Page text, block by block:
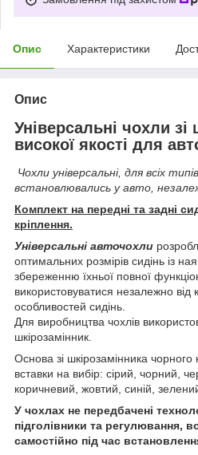
Опис Характеристики
Опис
Універсальні чохли зі
високої якості для
Чохли універсальні, для всіх
встановлювались у авто,
Комплект на передні та задні
кріплення.
Універсальні авточохли
оптимальних розмірів сидінь із
збереженню їхньої повної
використовуватися незалежно від
особливостей сидінь.
Для виробництва чохлів
шкірозамінник.
Основа зі шкірозамінника чорного
вставки на вибір: сірий, чорний,
коричневий, жовтий, синій,
У чохлах не передбачені
підголівники та регулювання,
самостійно під час